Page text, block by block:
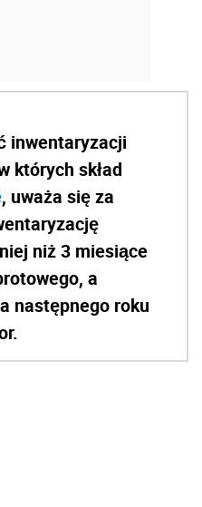
inwentaryzacji
których skład
, uważa się za
niż 3 miesiące
a
następnego roku